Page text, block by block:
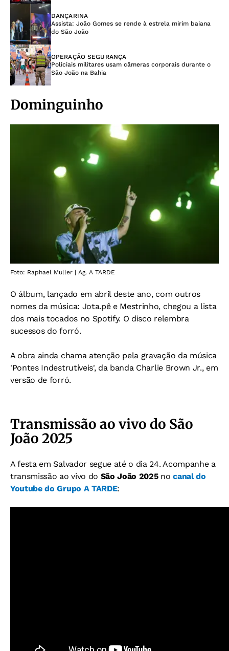
DANÇARINA
Assista: João Gomes se rende à estrela mirim baiana
do São João
OPERAÇÃO SEGURANÇA
Policiais militares usam câmeras corporais durante o
São João na Bahia
Dominguinho
Foto: Raphael Muller | Ag. A TARDE
O álbum, lançado em abril deste ano, com outros
nomes da música: Jota.pê e Mestrinho, chegou a lista
dos mais tocados no Spotify. O disco relembra
sucessos do forró.
A obra ainda chama atenção pela gravação da música
'Pontes Indestrutíveis', da banda Charlie Brown Jr., em
versão de forró.
Transmissão ao vivo do São
João 2025
A festa em Salvador segue até o dia 24. Acompanhe a
transmissão ao vivo do São João 2025nocanal do
Youtube do Grupo A TARDE: